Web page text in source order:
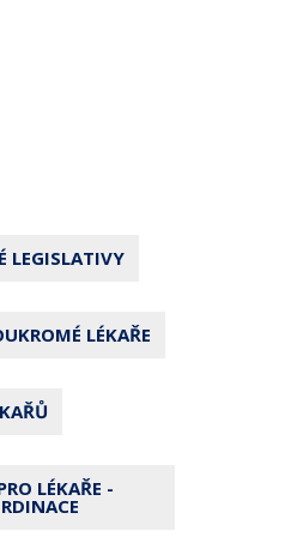
LEGISLATIVY
LÉKAŘE
LÉKAŘE -